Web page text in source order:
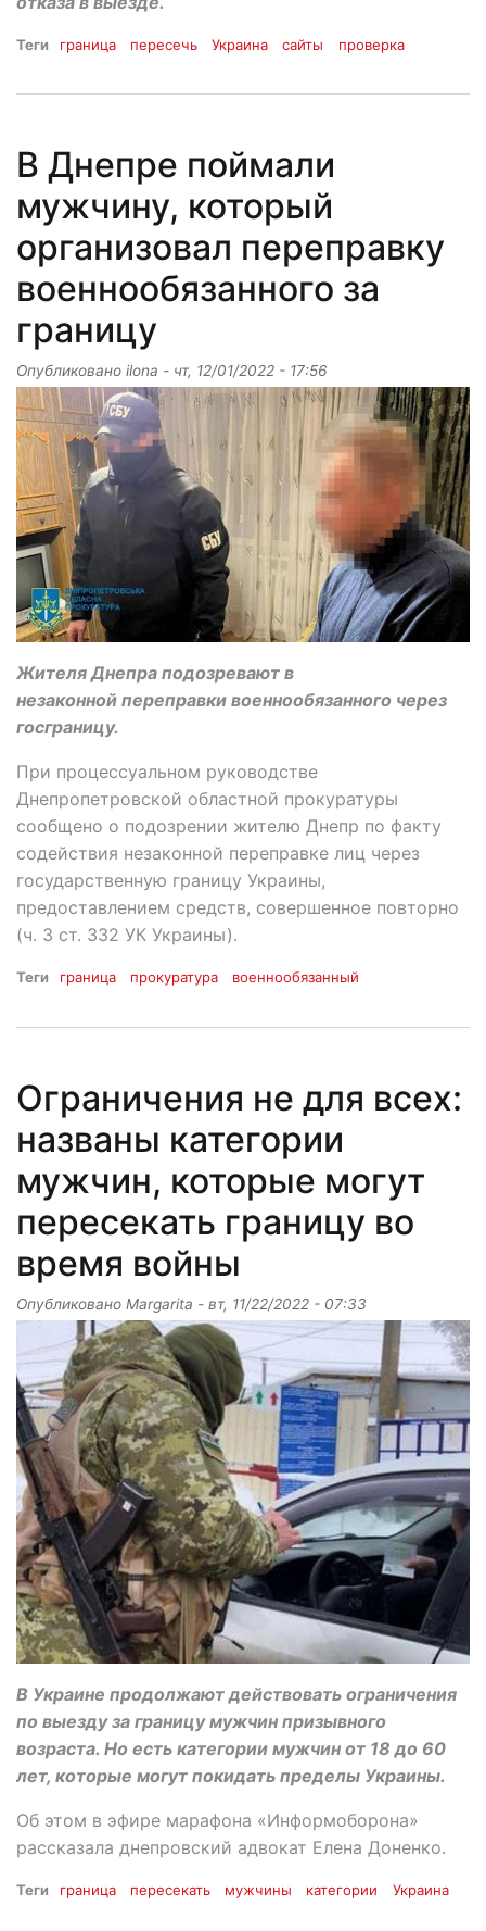
Теги граница пересечь Украина сайты проверка
В Днепре поймали
мужчину, который
организовал переправку
военнообязанного за
границу
Опубликовано ilona - чт, 12/01/2022 - 17:56
Жителя Днепра подозревают в
незаконной переправки военнообязанного через
госграницу.
При процессуальном руководстве
Днепропетровской областной прокуратуры
сообщено о подозрении жителю Днепр по факту
содействия незаконной переправке лиц через
государственную границу Украины,
предоставлением средств, совершенное повторно
(ч. 3 ст. 332 УК Украины).
Теги граница прокуратура военнообязанный
Ограничения не для всех:
названы категории
мужчин, которые могут
пересекать границу во
время войны
Опубликовано Margarita - вт, 11/22/2022 - 07:33
В Украине продолжают действовать ограничения
по выезду за границу мужчин призывного
возраста. Но есть категории мужчин от 18 до 60
лет, которые могут покидать пределы Украины.
Об этом в эфире марафона «Информоборона»
рассказала днепровский адвокат Елена Доненко.
Теги граница пересекать мужчины категории Украина